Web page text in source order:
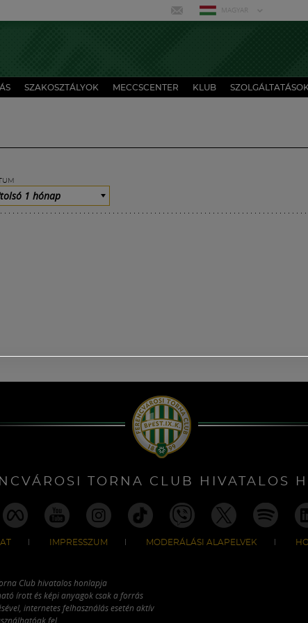
MAGYAR
SZAKOSZTÁLYOK MECCSCENTER KLUB SZOLGÁLTATÁSOK
1 hónap
TORNA CLUB HIVATALOS
IMPRESSZUM MODERÁLÁSI ALAPELVEK
Club hivatalos honlapja
írott és képi anyagok csak a forrás
internetes felhasználás esetén aktív
fel.